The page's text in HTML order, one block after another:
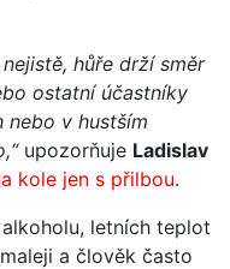
hůře drží směr
ostatní účastníky
nebo v hustším
upozorňuje Ladislav
kole jen s přilbou.
letních teplot
a člověk často